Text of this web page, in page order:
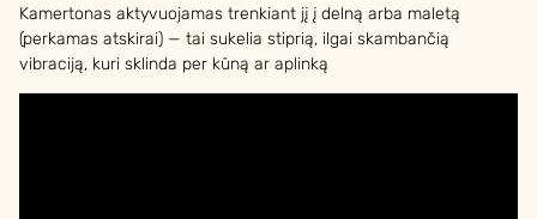
Kamertonas aktyvuojamas trenkiant jį į delną arba maletą
(perkamas atskirai) — tai sukelia stiprią, ilgai skambančią
vibraciją, kuri sklinda per kūną ar aplinką